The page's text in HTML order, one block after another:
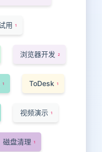
用 1
浏览器开发 2
1 ToDesk 1
视频演示 1
磁盘清理 1